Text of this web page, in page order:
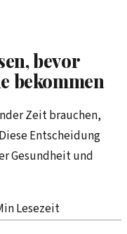
bevor
bekommen
Zeit brauchen,
Entscheidung
Gesundheit und
Lesezeit